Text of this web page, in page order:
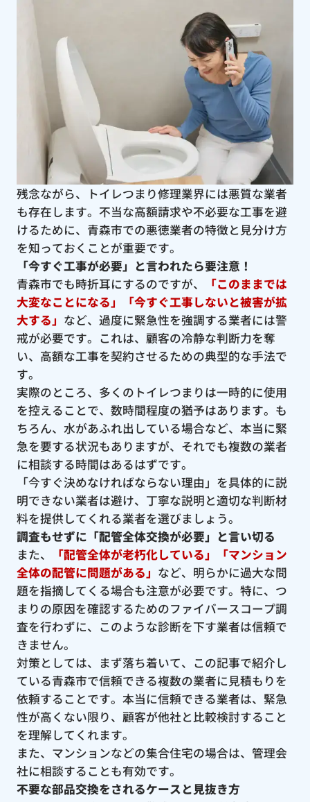
残念ながら、トイレつまり修理業界には悪質な業者
も存在します。不当な高額請求や不必要な工事を避
けるために、青森市での悪徳業者の特徴と見分け方
を知っておくことが重要です。
「今すぐ工事が必要」と言われたら要注意！
青森市でも時折耳にするのですが、
「このままでは
大変なことになる」「今すぐ工事しないと被害が拡
大する」 など、過度に緊急性を強調する業者には警
戒が必要です。これは、顧客の冷静な判断力を奪
い、高額な工事を契約させるための典型的な手法で
す。
実際のところ、多くのトイレつまりは一時的に使用
を控えることで、数時間程度の猶予はあります。も
ちろん、水があふれ出している場合など、本当に緊
急を要する状況もありますが、それでも複数の業者
に相談する時間はあるはずです。
「今すぐ決めなければならない理由」を具体的に説
明できない業者は避け、丁寧な説明と適切な判断材
料を提供してくれる業者を選びましょう。
調査もせずに「配管全体交換が必要」と言い切る
また、
「配管全体が老朽化している」「マンション
全体の配管に問題がある」 など、明らかに過大な問
題を指摘してくる場合も注意が必要です。特に、つ
まりの原因を確認するためのファイバースコープ調
査を行わずに、このような診断を下す業者は信頼で
きません。
対策としては、まず落ち着いて、この記事で紹介し
ている青森市で信頼できる複数の業者に見積もりを
依頼することです。本当に信頼できる業者は、緊急
性が高くない限り、顧客が他社と比較検討すること
を理解してくれます。
また、マンションなどの集合住宅の場合は、管理会
社に相談することも有効です。
不要な部品交換をされるケースと見抜き方